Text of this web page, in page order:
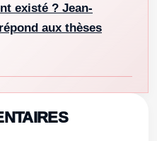
existé ? Jean-
aux thèses